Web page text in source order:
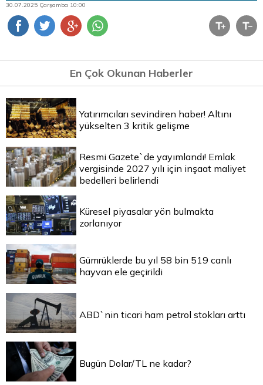
30.07.2025 Çarşamba 10:00
En Çok Okunan Haberler
Yatırımcıları sevindiren haber! Altını
yükselten 3 kritik gelişme
Resmi Gazete`de yayımlandı! Emlak
vergisinde 2027 yılı için inşaat maliyet
bedelleri belirlendi
Küresel piyasalar yön bulmakta
zorlanıyor
Gümrüklerde bu yıl 58 bin 519 canlı
hayvan ele geçirildi
ABD`nin ticari ham petrol stokları arttı
Bugün Dolar/TL ne kadar?